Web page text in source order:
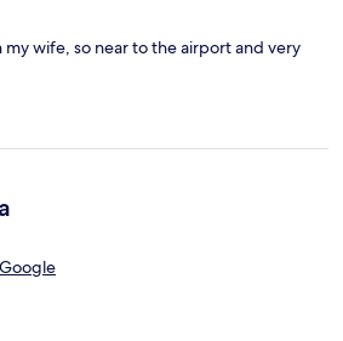
my wife, so near to the airport and very